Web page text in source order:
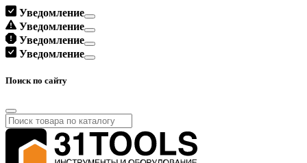
Уведомление
Уведомление
Уведомление
Уведомление
Поиск по сайту